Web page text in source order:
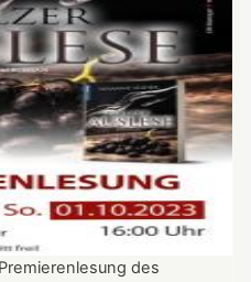
des